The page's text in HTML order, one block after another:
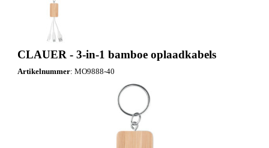
Kerstpakketten
Tastingpakketten
TOP 50
CLAUER - 3-in-1 bamboe oplaadkabels
Artikelnummer: MO9888-40